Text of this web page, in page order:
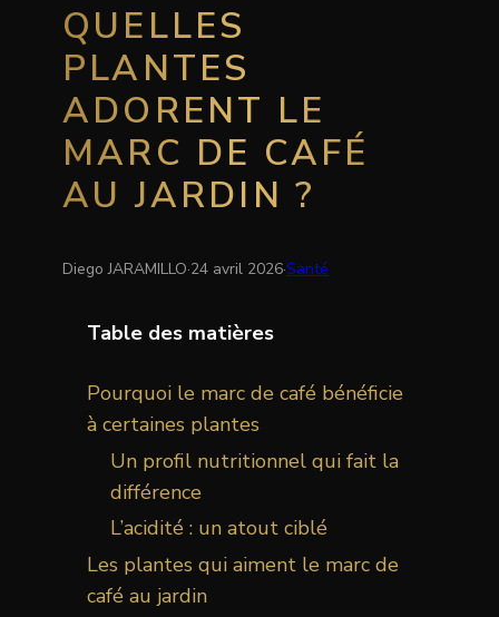
QUELLES
PLANTES
ADORENT LE
MARC DE CAFÉ
AU JARDIN ?
Diego JARAMILLO·24 avril 2026·Santé
Table des matières
Pourquoi le marc de café bénéficie
à certaines plantes
Un profil nutritionnel qui fait la
différence
L’acidité : un atout ciblé
Les plantes qui aiment le marc de
café au jardin